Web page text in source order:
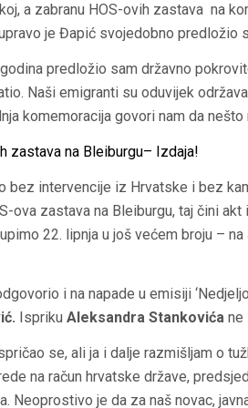
a zabranu HOS-ovih zastava na
upravo je Đapić svojedobno
predložio sam državno
Naši emigranti su oduvijek
komemoracija govori nam da
zastava na Bleiburgu– Izdaja!
bez intervencije iz Hrvatske i bez
ova zastava na Bleiburgu, taj čini
22. lipnja u još većem broju –
i na napade u emisiji
Ispriku Aleksandra Stankovića ne
se, ali ja i dalje razmišljam o
na račun hrvatske države,
Neoprostivo je da za naš novac,